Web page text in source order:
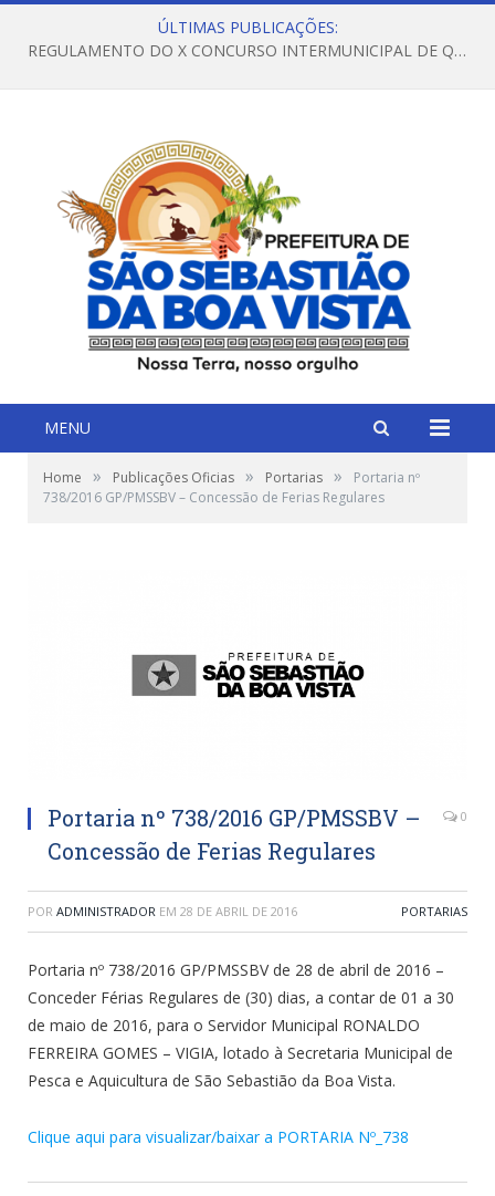
ÚLTIMAS PUBLICAÇÕES:
REGULAMENTO DO X CONCURSO INTERMUNICIPAL DE QUADRILHAS JUNINAS – 2026 – ARRAIÁ DA VENEZA
MENU
Home » Publicações Oficias » Portarias »
Portaria nº
738/2016 GP/PMSSBV – Concessão de Ferias Regulares
Portaria nº 738/2016 GP/PMSSBV –
Concessão de Ferias Regulares
0
POR ADMINISTRADOR EM 28 DE ABRIL DE 2016 PORTARIAS
Portaria nº 738/2016 GP/PMSSBV de 28 de abril de 2016 –
Conceder Férias Regulares de (30) dias, a contar de 01 a 30
de maio de 2016, para o Servidor Municipal RONALDO
FERREIRA GOMES – VIGIA, lotado à Secretaria Municipal de
Pesca e Aquicultura de São Sebastião da Boa Vista.
Clique aqui para visualizar/baixar a PORTARIA Nº_738